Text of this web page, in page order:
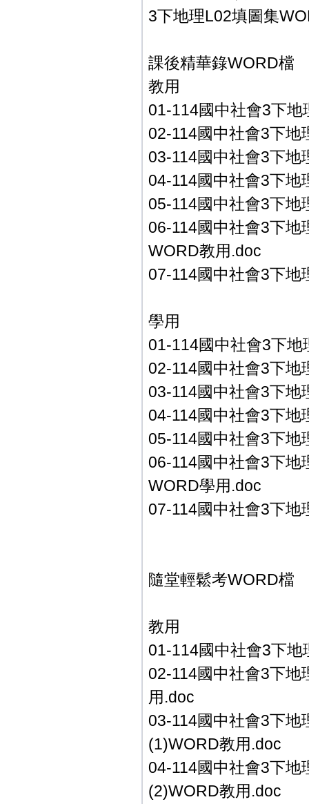
3下地理L02填圖集
課後精華錄WORD檔
教用
01-114國中社會3下
02-114國中社會3下
03-114國中社會3下
04-114國中社會3下
05-114國中社會3下
06-114國中社會3下
WORD教用.doc
07-114國中社會3下
學用
01-114國中社會3下
02-114國中社會3下
03-114國中社會3下
04-114國中社會3下
05-114國中社會3下
06-114國中社會3下
WORD學用.doc
07-114國中社會3下
隨堂輕鬆考WORD檔
教用
01-114國中社會3下
02-114國中社會3下
用.doc
03-114國中社會3下
(1)WORD教用.doc
04-114國中社會3下
(2)WORD教用.doc